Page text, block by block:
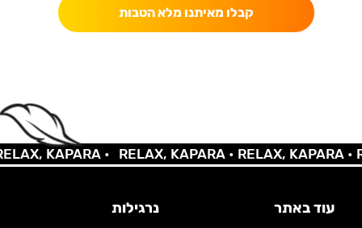
קבלו מאיתנו מלא הטבות
KAPARA • RELAX, KAPARA •RELAX, KAPARA •
עוד באתר נרגילות